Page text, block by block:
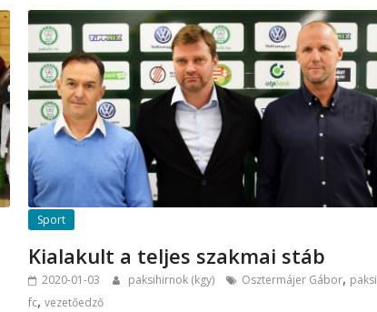
Sport
Kialakult a teljes szakmai stáb
2020-01-03 paksihirnok (kgy) Osztermájer Gábor, paksi
fc,vezetőedző